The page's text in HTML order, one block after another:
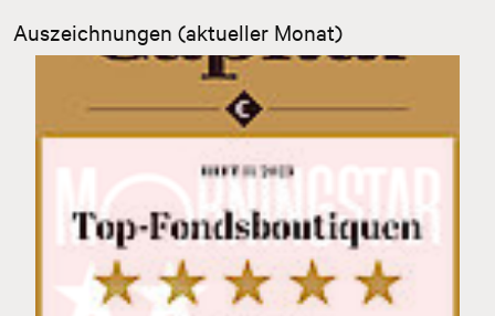
Auszeichnungen (aktueller Monat)